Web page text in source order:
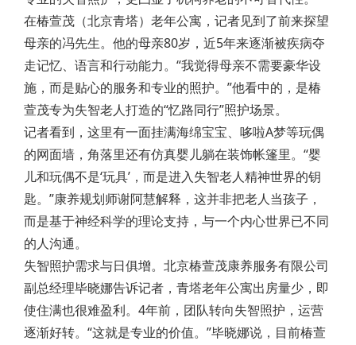
在椿萱茂（北京青塔）老年公寓，记者见到了前来探望
母亲的冯先生。他的母亲80岁，近5年来逐渐被疾病夺
走记忆、语言和行动能力。“我觉得母亲不需要豪华设
施，而是贴心的服务和专业的照护。”他看中的，是椿
萱茂专为失智老人打造的“忆路同行”照护场景。
记者看到，这里有一面挂满海绵宝宝、哆啦A梦等玩偶
的网面墙，角落里还有仿真婴儿躺在装饰帐篷里。“婴
儿和玩偶不是‘玩具’，而是进入失智老人精神世界的钥
匙。”康养规划师谢阿慧解释，这并非把老人当孩子，
而是基于神经科学的理论支持，与一个内心世界已不同
的人沟通。
失智照护需求与日俱增。北京椿萱茂康养服务有限公司
副总经理毕晓娜告诉记者，青塔老年公寓出房量少，即
使住满也很难盈利。4年前，团队转向失智照护，运营
逐渐好转。“这就是专业的价值。”毕晓娜说，目前椿萱